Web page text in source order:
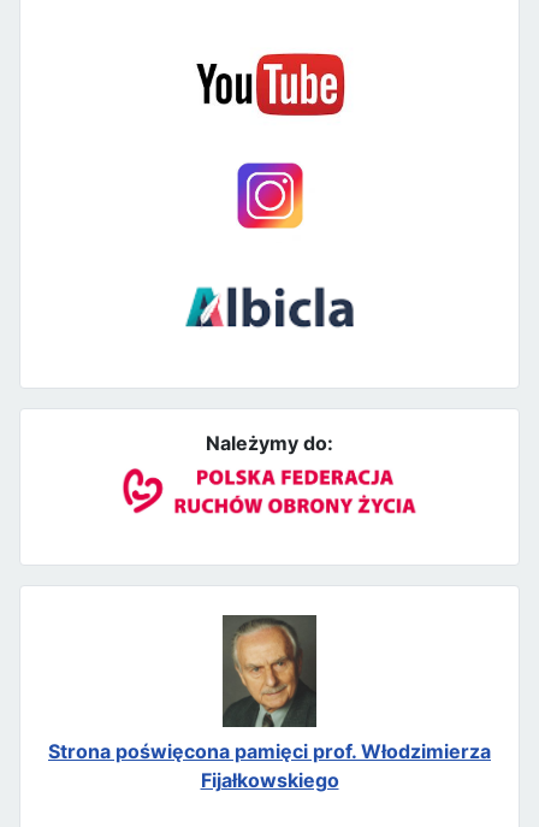
Należymy do:
Strona poświęcona pamięci prof. Włodzimierza
Fijałkowskiego